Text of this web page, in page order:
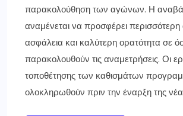
παρακολούθηση των αγώνων. Η
αναμένεται να προσφέρει περισσότερη
ασφάλεια και καλύτερη ορατότητα σε
παρακολουθούν τις αναμετρήσεις. Οι
τοποθέτησης των καθισμάτων
ολοκληρωθούν πριν την έναρξη της